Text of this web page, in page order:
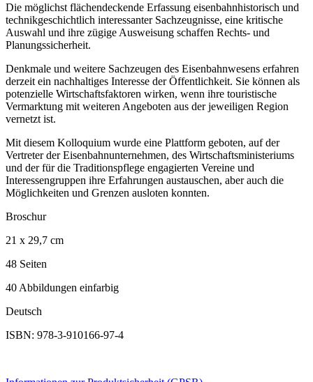
Die möglichst flächendeckende Erfassung eisenbahnhistorisch und
technikgeschichtlich interessanter Sachzeugnisse, eine kritische
Auswahl und ihre zügige Ausweisung schaffen Rechts- und
Planungssicherheit.
Denkmale und weitere Sachzeugen des Eisenbahnwesens erfahren
derzeit ein nachhaltiges Interesse der Öffentlichkeit. Sie können als
potenzielle Wirtschaftsfaktoren wirken, wenn ihre touristische
Vermarktung mit weiteren Angeboten aus der jeweiligen Region
vernetzt ist.
Mit diesem Kolloquium wurde eine Plattform geboten, auf der
Vertreter der Eisenbahnunternehmen, des Wirtschaftsministeriums
und der für die Traditionspflege engagierten Vereine und
Interessengruppen ihre Erfahrungen austauschen, aber auch die
Möglichkeiten und Grenzen ausloten konnten.
Broschur
21 x 29,7 cm
48 Seiten
40 Abbildungen einfarbig
Deutsch
ISBN: 978-3-910166-97-4